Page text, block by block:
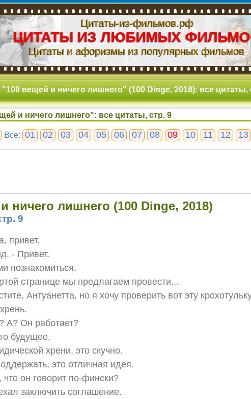
Цитаты-из-фильмов.рф
ЦИТАТЫ ИЗ ЛЮБИМЫХ
Цитаты и афоризмы из популярных фильмов
"100 вещей и ничего лишнего" (100 Dinge, 2018): все цитаты,
и ничего лишнего": все цитаты, стр. 9
Все: 01 02 03 04 05 06 07 08 09 10 11 12 13
ничего лишнего (100 Dinge, 2018)
9
привет.
- Привет.
познакомиться.
странице мы предлагаем провести...
Антуанетта, но я хочу проверить вот эту
А? Он работает?
будущее.
хрени, это скучно.
это отличная идея.
он говорит по-фински?
заключить соглашение.